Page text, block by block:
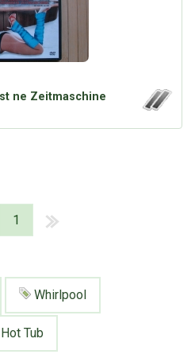
ne Zeitmaschine
1
Whirlpool
Hot Tub